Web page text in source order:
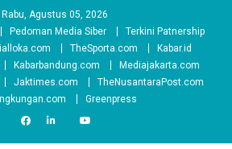
Rabu, Agustus 05, 2026
Pedoman Media Siber
Terkini Patnership
TheSporta.com
Kabar.id
Kabarbandung.com
Mediajakarta.com
Jaktimes.com
TheNusantaraPost.com
Greenpress